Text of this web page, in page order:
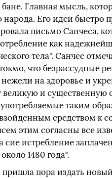
Главная мысль,
народа. Его идеи быстро
письмо Санчеса,
как
тела". Санчес
что безрассудные
на здоровье и
и существенную
таким
средством к
этим согласны все
сие истребление
1480 года".
пришла пора издать